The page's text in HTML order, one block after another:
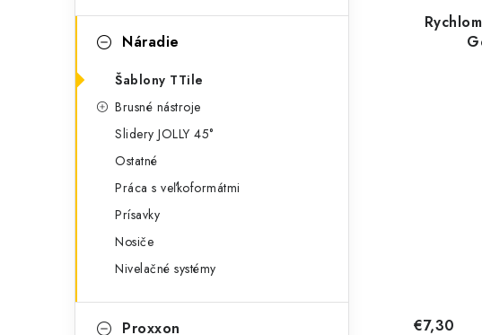
Náradie
Šablony TTile
Brusné nástroje
Slidery JOLLY 45°
Ostatné
Práca s veľkoformátmi
Prísavky
Nosiče
Nivelačné systémy
Proxxon
e
n
€7,30